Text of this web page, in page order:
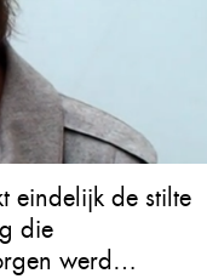
eindelijk de stilte
die
werd